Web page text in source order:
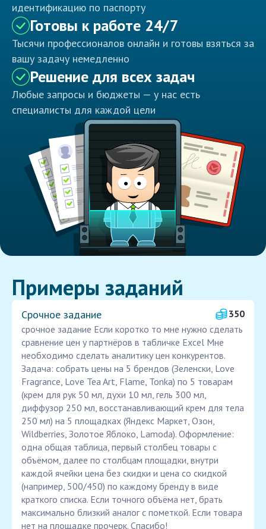
идентификацию по паспорту
Готовы к работе 24/7
Тысячи профессионалов онлайн и готовы взяться за
вашу задачу немедленно
Решение для всех задач
Любые запросы и бюджеты — у нас есть
специалисты для каждой цели
Примеры заданий
Срочное задание
350
срочное задание Если коротко то мне нужно сделать
сравнение цен у партнёров в табличке Excel Мне
необходимо сделать аналитику цен конкурентов.
Задача: собрать цены на 5 брендов (Зеленски, Love
Fragrance, Love Tea Art, Flame, Tonka) по 5 товарам
(крем для рук 50 мл, духи 10 мл, гель 300 мл,
диффузор 250 мл, восстанавливающий крем для тела
250 мл) на 5 площадках (Яндекс Маркет, Озон,
Wildberries, Золотое Яблоко, Lamoda). Оформление:
одна общая таблица, первый столбец товары с
объёмом, далее по столбцам площадки, внутри
каждой ячейки цена без скидки и цена со скидкой
(например, 500/450) по каждому бренду в виде
краткого списка. Если точного объёма нет, брать
максимально близкий аналог с пометкой. Если товара
нет на площадке прочерк. Спасибо!